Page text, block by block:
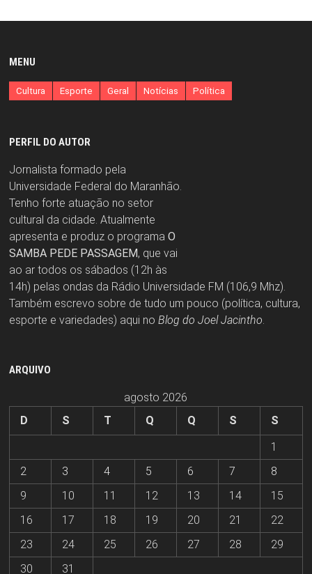
MENU
Cultura Esporte Geral Notícias Política
PERFIL DO AUTOR
Jornalista formado pela
Universidade Federal do Maranhão.
Tenho forte atuação no setor
cultural da cidade. Atualmente
apresenta e produz o programa O
SAMBA PEDE PASSAGEM, que vai
ao ar todos os sábados (12h às
14h) pelas ondas da Rádio Universidade FM (106,9 Mhz).
Também escrevo sobre de tudo um pouco (política, cultura,
esporte e variedades) aqui no Blog do Joel Jacintho.
ARQUIVO
agosto 2026
D
S T Q Q S
S
1
2
3 4 5 6 7
8
9
10 11 12 13 14
15
16
17 18 19 20 21
22
23
24 25 26 27 28
29
30
31